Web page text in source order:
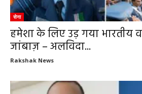
सेना
हमेशा के लिए उड़ गया भारतीय
जांबाज़ – अलविदा...
Rakshak News